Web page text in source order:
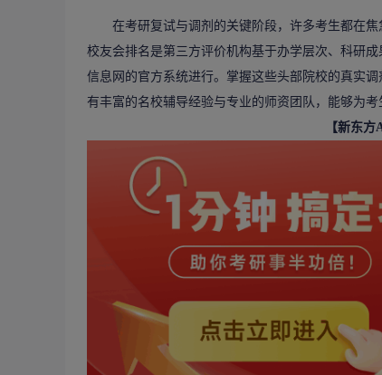
在考研复试与调剂的关键阶段，许多考生都在
校友会排名是第三方评价机构基于办学层次、科研
信息网的官方系统进行。掌握这些头部院校的真实
有丰富的名校辅导经验与专业的师资团队，能够为
【新东